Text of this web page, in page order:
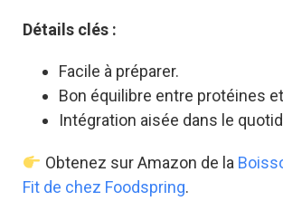
Détails clés :
Facile à préparer.
Bon équilibre entre protéines
Intégration aisée dans le
Obtenez sur Amazon de la
Fit de chez Foodspring.